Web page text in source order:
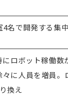
4名で開発する集
にロボット稼働
々に人員を増員
換え